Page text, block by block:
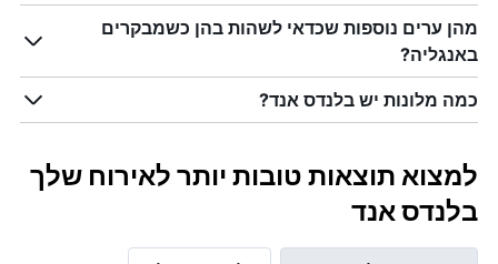
מהן ערים נוספות שכדאי לשהות בהן כשמבקרים
באנגליה?
כמה מלונות יש בלנדס אנד?
למצוא תוצאות טובות יותר לאירוח שלך
בלנדס אנד